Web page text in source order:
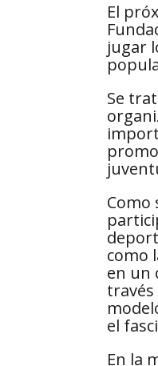
El
jugar
Se
Como
como
en un
el
En la